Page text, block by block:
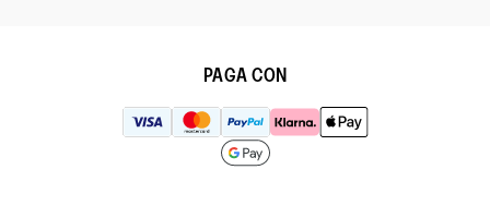
PAGA CON